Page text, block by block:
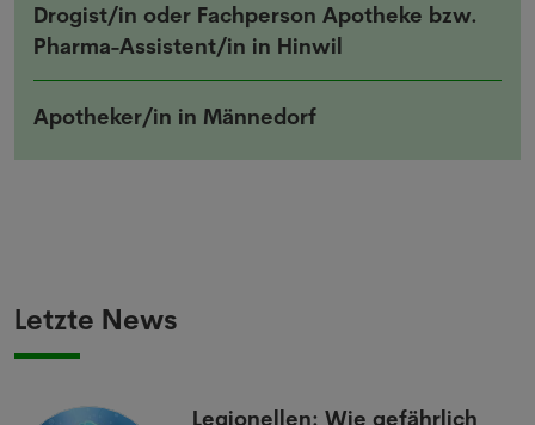
Drogist/in oder Fachperson Apotheke bzw.
Pharma-Assistent/in in Hinwil
Apotheker/in in Männedorf
Letzte News
Legionellen: Wie gefährlich